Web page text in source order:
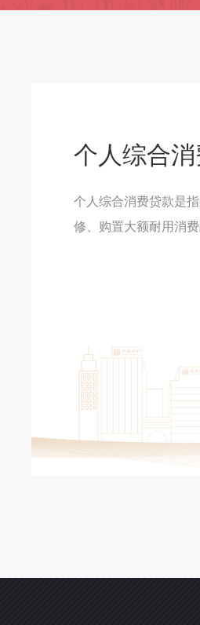
个人综合
个人综合消费贷款是
修、购置大额耐用消